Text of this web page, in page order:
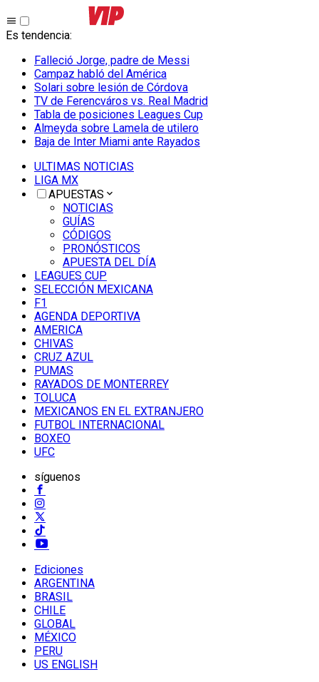
Es tendencia:
Falleció Jorge, padre de Messi
Campaz habló del América
Solari sobre lesión de Córdova
TV de Ferencváros vs. Real Madrid
Tabla de posiciones Leagues Cup
Almeyda sobre Lamela de utilero
Baja de Inter Miami ante Rayados
ULTIMAS NOTICIAS
LIGA MX
APUESTAS
NOTICIAS
GUÍAS
CÓDIGOS
PRONÓSTICOS
APUESTA DEL DÍA
LEAGUES CUP
SELECCIÓN MEXICANA
F1
AGENDA DEPORTIVA
AMERICA
CHIVAS
CRUZ AZUL
PUMAS
RAYADOS DE MONTERREY
TOLUCA
MEXICANOS EN EL EXTRANJERO
FUTBOL INTERNACIONAL
BOXEO
UFC
síguenos
Ediciones
ARGENTINA
BRASIL
CHILE
GLOBAL
MÉXICO
PERU
US ENGLISH